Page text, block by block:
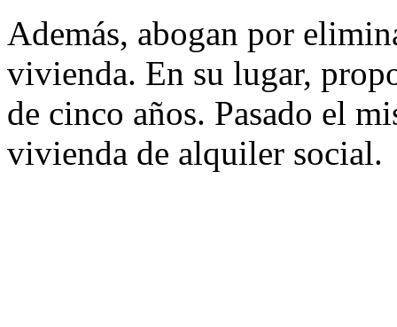
Además, abogan por
vivienda. En su lugar,
de cinco años. Pasado el
vivienda de alquiler social.